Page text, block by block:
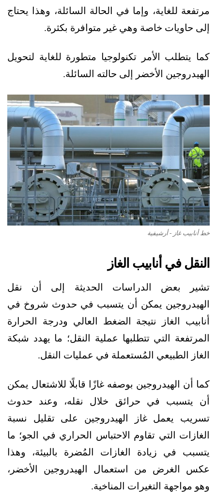
مرتفعة للغاية، وإما في الحالة السائلة، وهذا يحتاج
إلى حاويات خاصة وهي غير متوافرة بكثرة.
كما يتطلب الأمر تكنولوجيا متطورة للغاية لتحويل
الهيدروجين الأخضر إلى حالته السائلة.
خط أنابيب غاز - أرشيفية
النقل في أنابيب الغاز
تشير بعض الدراسات الحديثة إلى أن نقل
الهيدروجين يمكن أن يتسبب في حدوث شروخ في
أنابيب الغاز نتيجة الضغط العالي ودرجة الحرارة
المرتفعة التي تتطلبها عملية النقل؛ ما يهدد شبكة
الغاز الطبيعي المُستعملة في عمليات النقل.
كما أن الهيدروجين بوصفه غازًا قابلًا للاشتعال يمكن
أن يتسبب في حرائق خلال نقله، وعند حدوث
تسريب يعمل غاز الهيدروجين على تقليل نسبة
الغازات التي تقاوم الاحتباس الحراري في الجو؛ ما
يتسبب في زيادة الغازات المُضرة بالبيئة، وهذا
عكس الغرض من استعمال الهيدروجين الأخضر،
وهو مواجهة التغيرات المناخية.